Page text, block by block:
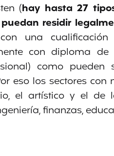
(hay hasta 27
residir
una
con diploma
como pueden
eso los sectores
el artístico y el de
finanzas,